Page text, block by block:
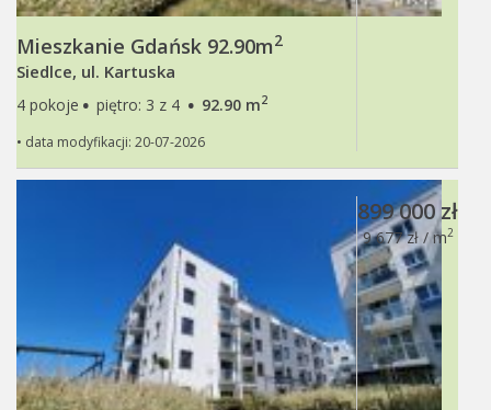
Mieszkanie Gdańsk 92.90m2
Siedlce, ul. Kartuska
4 pokoje · piętro: 3 z 4 · 92.90 m2
• data modyfikacji: 20-07-2026
899 000 zł
9 677 zł / m2